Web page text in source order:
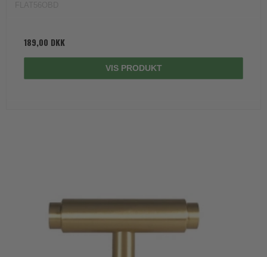
189,00 DKK
VIS PRODUKT